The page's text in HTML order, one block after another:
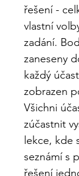
řešení -
vlastní
zadání.
zaneseny
každý
zobrazen
Všichni
zúčastnit
lekce, kde
seznámí s
řešení